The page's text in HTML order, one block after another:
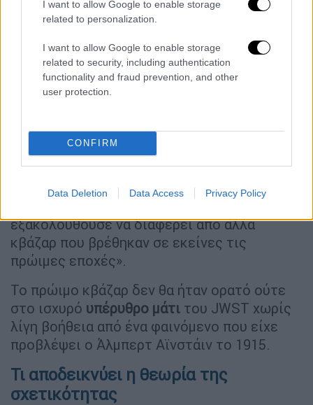
I want to allow Google to enable storage
related to personalization.
I want to allow Google to enable storage
related to security, including authentication
functionality and fraud prevention, and other
user protection.
CONFIRM
Data Deletion Data Access Privacy Policy
δεδομένα του JWST.
ανάλυση των χρωμάτων του αντικειμένου
έδειξε ότι δεν ήταν ένας τυπικός γαλαξίας
που σχηματίζει αστέρια. Αυτό ενίσχυσε
περαιτέρω την υπόθεση της υπερμεγέθους
από το Πανεπιστήμιο του Πίτσμπουργκ και
συν-επικεφαλής του προγράμματος
UNCOVER. «Μαζί με το συμπαγές μέγεθός
του, έγινε φανερό ότι επρόκειτο πιθανότατα
εξακολουθούσε να διαφέρει από άλλα
κβάζαρ που βρέθηκαν σε εκείνες τις
πρώιμες εποχές».
Το πρώιμο κβάζαρ δεν θα ήταν ορατό ούτε
στο ισχυρό υπέρυθρο μάτι του JWST χωρίς
λίγη βοήθεια από ένα φαινόμενο που είχε
προβλέψει ο Άλμπερτ Αϊνστάιν το 1915.
Τι αποδεικνύει η θεωρία της
σχετικότητας